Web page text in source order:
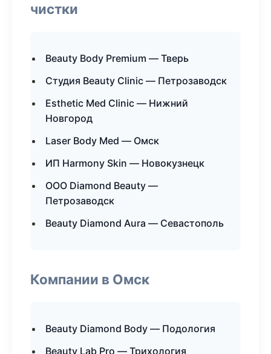
чистки
Beauty Body Premium — Тверь
Студия Beauty Clinic — Петрозаводск
Esthetic Med Clinic — Нижний
Новгород
Laser Body Med — Омск
ИП Harmony Skin — Новокузнецк
ООО Diamond Beauty —
Петрозаводск
Beauty Diamond Aura — Севастополь
Компании в Омск
Beauty Diamond Body — Подология
Beauty Lab Pro — Трихология